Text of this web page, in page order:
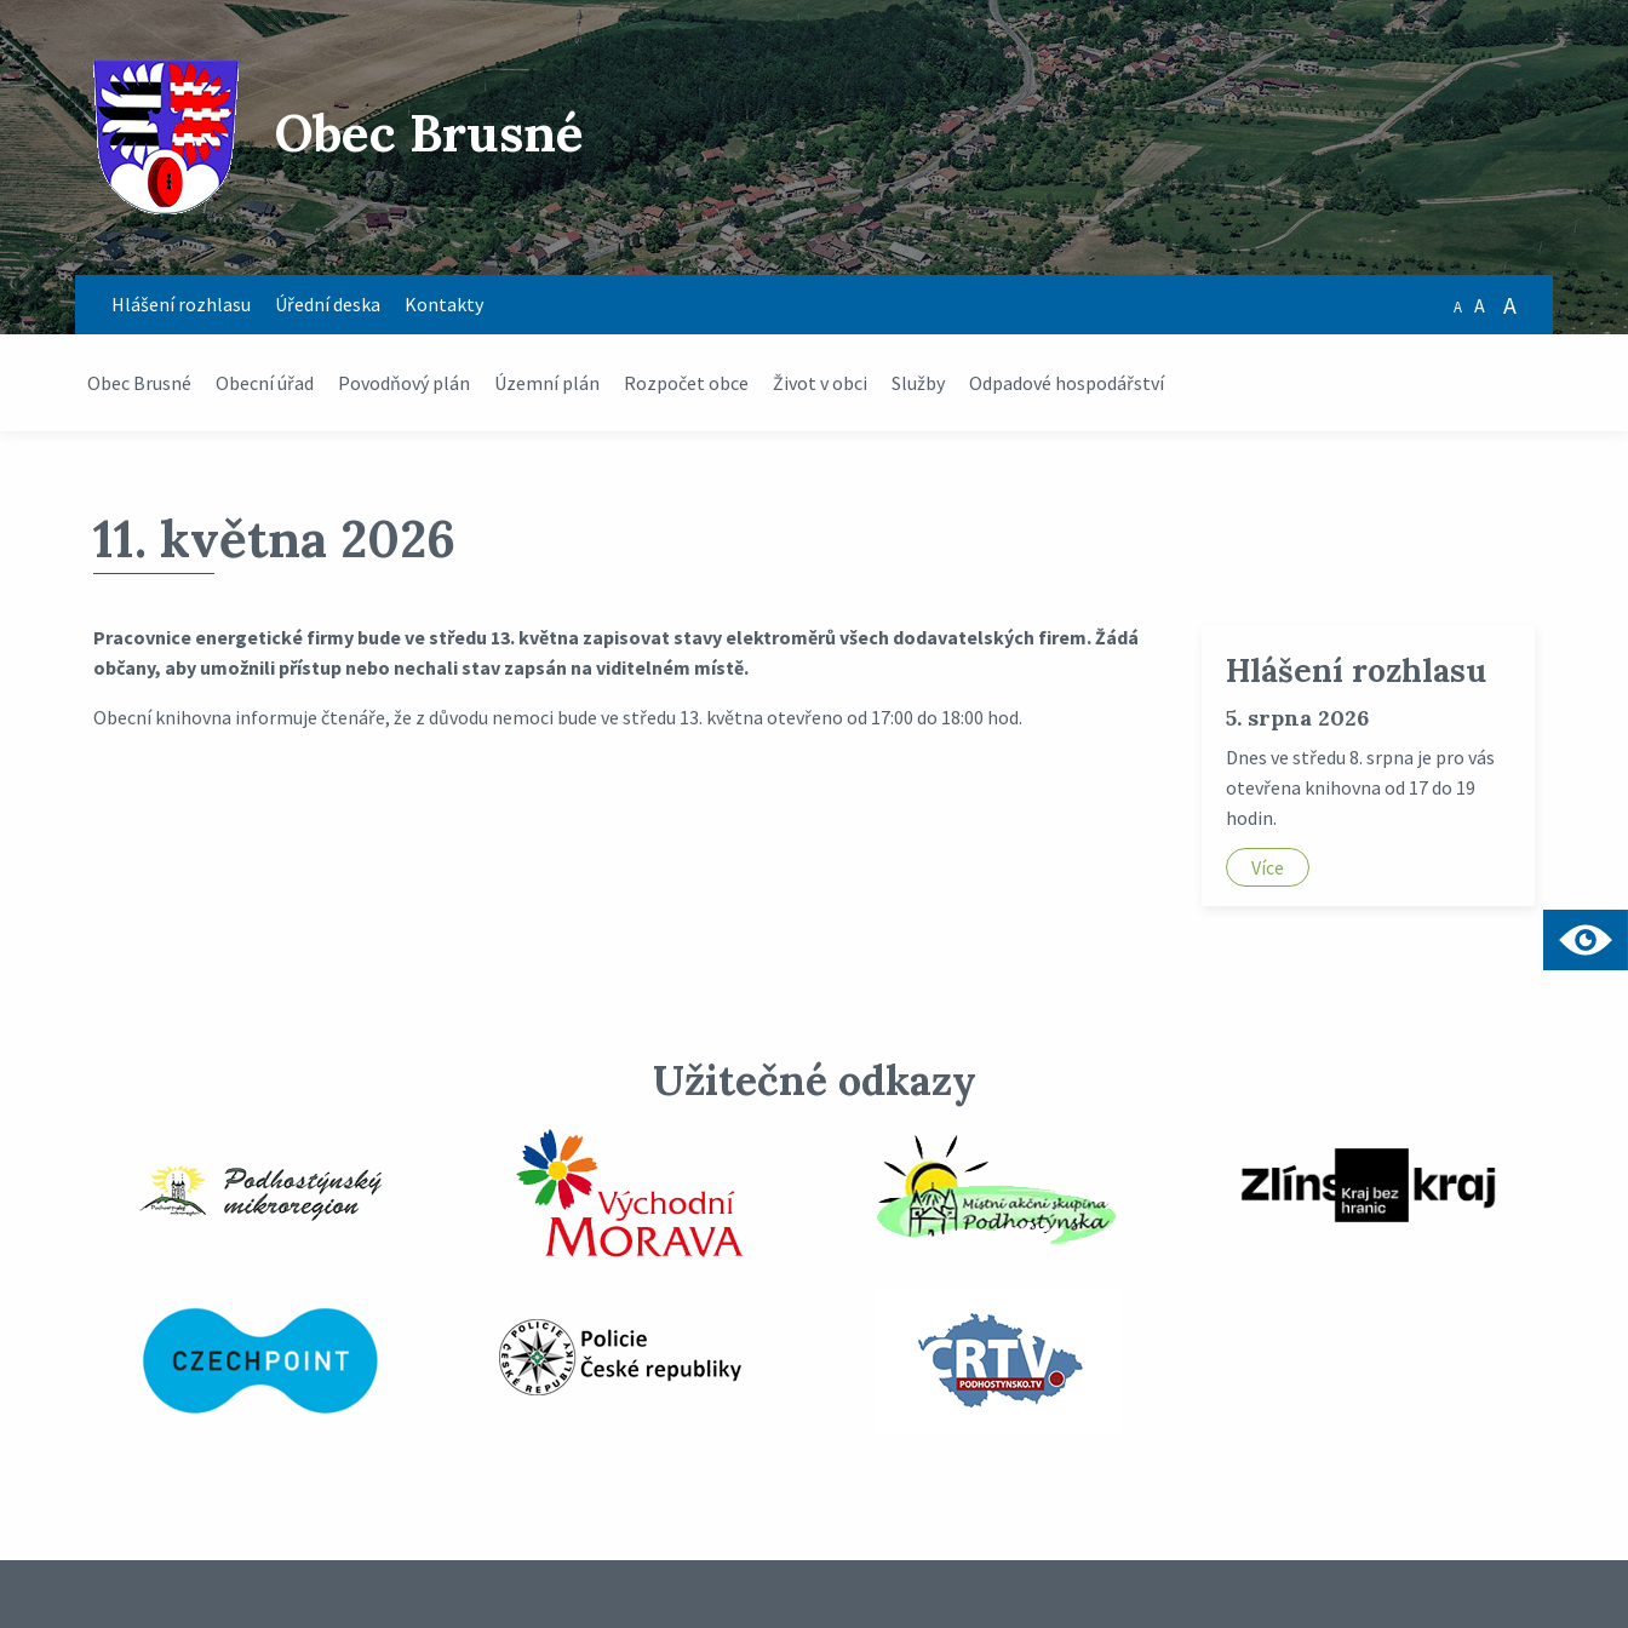
Obec Brusné
Hlášení rozhlasu Úřední deska Kontakty A A A
Obec Brusné Obecní úřad Povodňový plán Územní plán Rozpočet obce Život v obci Služby Odpadové hospodářství
11. května 2026
Pracovnice energetické firmy bude ve středu 13. května zapisovat stavy elektroměrů všech dodavatelských firem. Žádá
občany, aby umožnili přístup nebo nechali stav zapsán na viditelném místě.
Obecní knihovna informuje čtenáře, že z důvodu nemoci bude ve středu 13. května otevřeno od 17:00 do 18:00 hod.
Hlášení rozhlasu
5. srpna 2026
Dnes ve středu 8. srpna je pro vás
otevřena knihovna od 17 do 19
hodin.
Více
Užitečné odkazy